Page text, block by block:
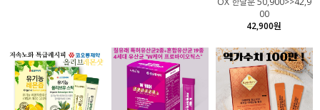
00
42,900원